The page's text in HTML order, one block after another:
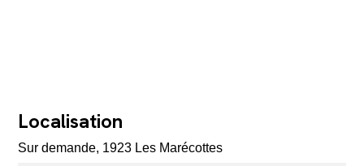
Localisation
Sur demande, 1923 Les Marécottes